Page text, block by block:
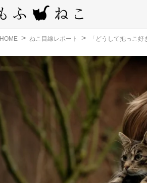
HOME ねこ目線レポート 「どうして抱っこ